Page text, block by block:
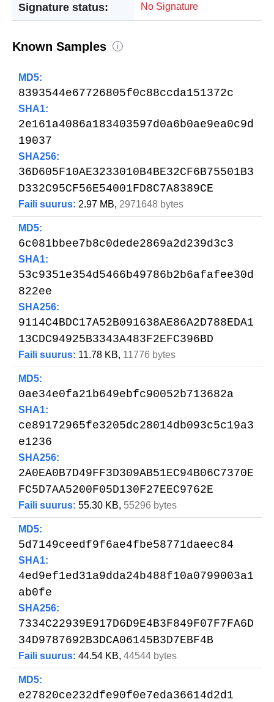
Signature status: No Signature
Known Samples i
MD5:
8393544e67726805f0c88ccda151372c
SHA1:
2e161a4086a183403597d0a6b0ae9ea0c9d
19037
SHA256:
36D605F10AE3233010B4BE32CF6B75501B3
D332C95CF56E54001FD8C7A8389CE
Faili suurus: 2.97 MB, 2971648 bytes
MD5:
6c081bbee7b8c0dede2869a2d239d3c3
SHA1:
53c9351e354d5466b49786b2b6afafee30d
822ee
SHA256:
9114C4BDC17A52B091638AE86A2D788EDA1
13CDC94925B3343A483F2EFC396BD
Faili suurus: 11.78 KB, 11776 bytes
MD5:
0ae34e0fa21b649ebfc90052b713682a
SHA1:
ce89172965fe3205dc28014db093c5c19a3
e1236
SHA256:
2A0EA0B7D49FF3D309AB51EC94B06C7370E
FC5D7AA5200F05D130F27EEC9762E
Faili suurus: 55.30 KB, 55296 bytes
MD5:
5d7149ceedf9f6ae4fbe58771daeec84
SHA1:
4ed9ef1ed31a9dda24b488f10a0799003a1
ab0fe
SHA256:
7334C22939E917D6D9E4B3F849F07F7FA6D
34D9787692B3DCA06145B3D7EBF4B
Faili suurus: 44.54 KB, 44544 bytes
MD5:
e27820ce232dfe90f0e7eda36614d2d1